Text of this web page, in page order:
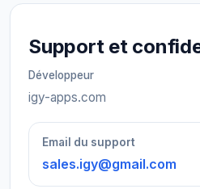
Support et
Développeur
igy-apps.com
Email du support
sales.igy@gmail.com